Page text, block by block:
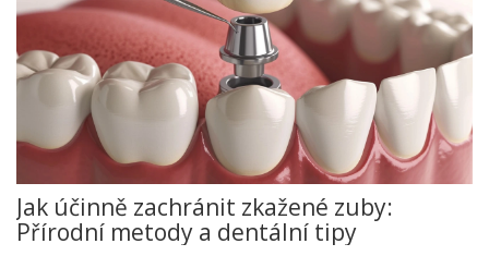
Jak účinně zachránit zkažené zuby:
Přírodní metody a dentální tipy